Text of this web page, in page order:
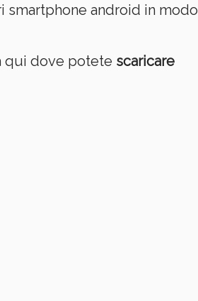
smartphone android in modo
qui dove potete scaricare